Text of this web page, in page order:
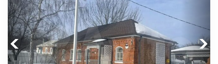
Previous Next